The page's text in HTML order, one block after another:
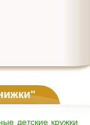
детские кружки